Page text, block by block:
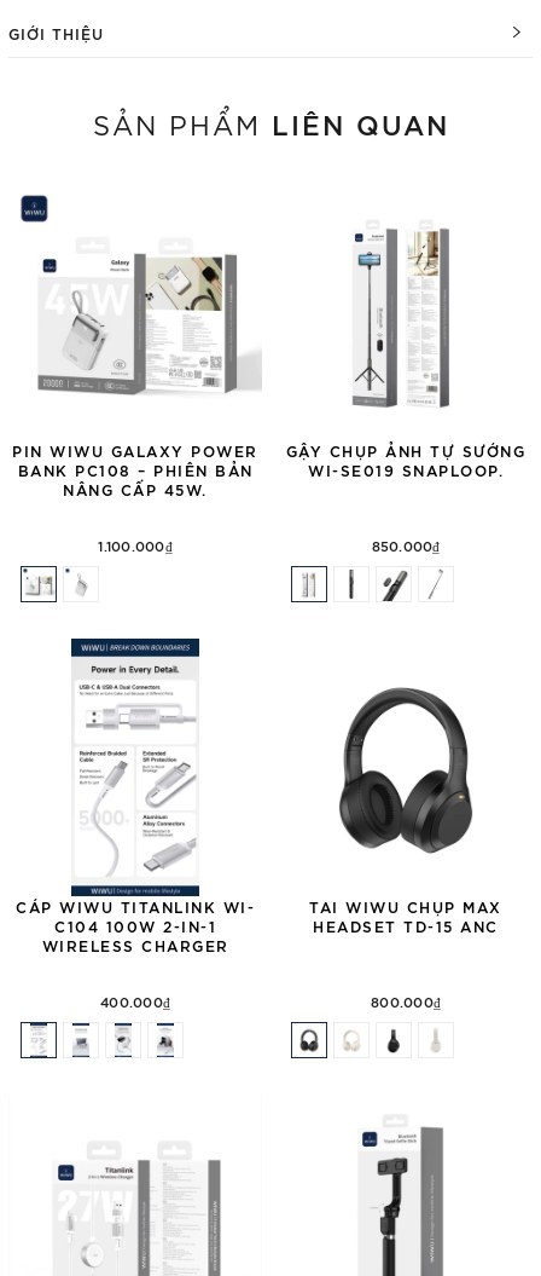
GIỚI THIỆU
SẢN PHẨM LIÊN QUAN
PIN WIWU GALAXY POWER
BANK PC108 – PHIÊN BẢN
NÂNG CẤP 45W.
1.100.000₫
GẬY CHỤP ẢNH TỰ SƯỚNG
WI-SE019 SNAPLOOP.
850.000₫
CÁP WIWU TITANLINK WI-
C104 100W 2-IN-1
WIRELESS CHARGER
400.000₫
TAI WIWU CHỤP MAX
HEADSET TD-15 ANC
800.000₫